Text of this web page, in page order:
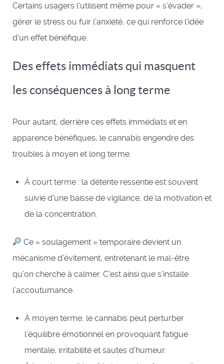
Certains usagers l’utilisent même pour « s’évader »,
gérer le stress ou fuir l’anxiété, ce qui renforce l’idée
d’un effet bénéfique.
Des effets immédiats qui masquent
les conséquences à long terme
Pour autant, derrière ces effets immédiats et en
apparence bénéfiques, le cannabis engendre des
troubles à moyen et long terme.
À court terme : la détente ressentie est souvent
suivie d’une baisse de vigilance, de la motivation et
de la concentration.
Ce « soulagement » temporaire devient un
mécanisme d’évitement, entretenant le mal-être
qu’on cherche à calmer. C’est ainsi que s’installe
l’accoutumance.
À moyen terme, le cannabis peut perturber
l’équilibre émotionnel en provoquant fatigue
mentale, irritabilité et sautes d’humeur.